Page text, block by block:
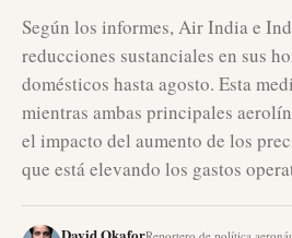
Según los informes, Air India e
reducciones sustanciales en sus
domésticos hasta agosto. Esta
mientras ambas principales
el impacto del aumento de los
que está elevando los gastos